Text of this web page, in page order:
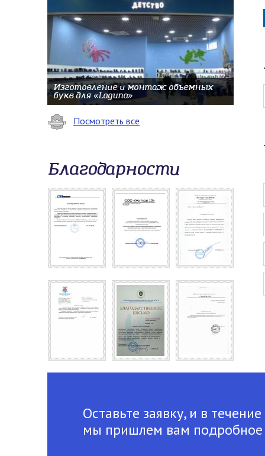
Изготовление и монтаж объемных
букв для «Laguna»
Посмотреть все
Благодарности
Оставьте заявку, и в
мы пришлем вам